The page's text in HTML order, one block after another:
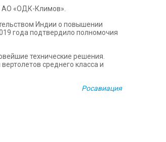
АО «ОДК-Климов».
Индии о повышении
года подтвердило полномочия
технические решения.
среднего класса и
Росавиация